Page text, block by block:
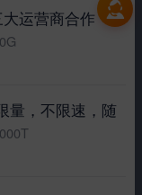
运营商合作
量，不限速，随